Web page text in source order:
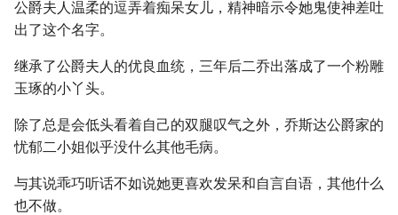
公爵夫人温柔的逗弄着痴呆女儿，精神暗示令她鬼使神差吐
出了这个名字。
继承了公爵夫人的优良血统，三年后二乔出落成了一个粉雕
玉琢的小丫头。
除了总是会低头看着自己的双腿叹气之外，乔斯达公爵家的
忧郁二小姐似乎没什么其他毛病。
与其说乖巧听话不如说她更喜欢发呆和自言自语，其他什么
也不做。